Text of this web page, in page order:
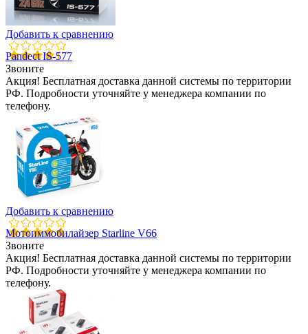
Добавить к сравнению
Pandect IS-577
Звоните
Акция! Бесплатная доставка данной системы по территории
РФ. Подробности уточняйте у менеджера компании по
телефону.
Добавить к сравнению
Мотоиммобилайзер Starline V66
Звоните
Акция! Бесплатная доставка данной системы по территории
РФ. Подробности уточняйте у менеджера компании по
телефону.